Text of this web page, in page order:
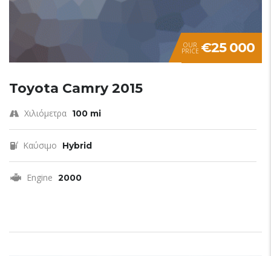
OUR
PRICE €25 000
Toyota Camry 2015
Χιλιόμετρα 100 mi
Καύσιμο Hybrid
Engine 2000